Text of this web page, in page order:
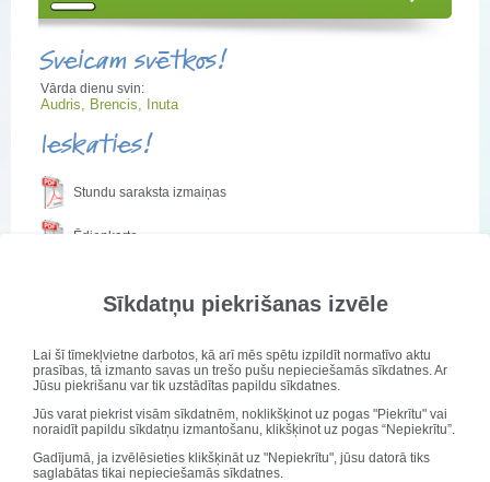
Sīkdatņu piekrišanas izvēle
Lai šī tīmekļvietne darbotos, kā arī mēs spētu izpildīt normatīvo aktu
prasības, tā izmanto savas un trešo pušu nepieciešamās sīkdatnes. Ar
Jūsu piekrišanu var tik uzstādītas papildu sīkdatnes.
Jūs varat piekrist visām sīkdatnēm, noklikšķinot uz pogas "Piekrītu" vai
noraidīt papildu sīkdatņu izmantošanu, klikšķinot uz pogas “Nepiekrītu”.
Gadījumā, ja izvēlēsieties klikšķināt uz "Nepiekrītu", jūsu datorā tiks
saglabātas tikai nepieciešamās sīkdatnes.
Sveicam svētkos!
Vārda dienu svin:
Audris, Brencis, Inuta
Ieskaties!
Stundu saraksta izmaiņas
Ēdienkarte
Sasniegumi bioloģijas olimpiādē
Valsts 42.olimpiādes
2.posmā1.vieta Emīlam
Bentam, 3.vieta Ievai
Gajevskai(skolotāja Ina